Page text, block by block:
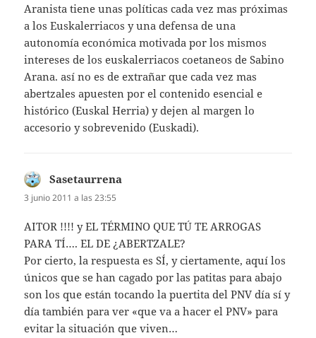
Aranista tiene unas políticas cada vez mas próximas
a los Euskalerriacos y una defensa de una
autonomía económica motivada por los mismos
intereses de los euskalerriacos coetaneos de Sabino
Arana. así no es de extrañar que cada vez mas
abertzales apuesten por el contenido esencial e
histórico (Euskal Herria) y dejen al margen lo
accesorio y sobrevenido (Euskadi).
Sasetaurrena
3 junio 2011 a las 23:55
AITOR !!!! y EL TÉRMINO QUE TÚ TE ARROGAS
PARA TÍ…. EL DE ¿ABERTZALE?
Por cierto, la respuesta es SÍ, y ciertamente, aquí los
únicos que se han cagado por las patitas para abajo
son los que están tocando la puertita del PNV día sí y
día también para ver «que va a hacer el PNV» para
evitar la situación que viven…